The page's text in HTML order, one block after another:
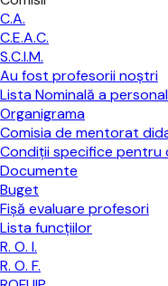
C.A.
C.E.A.C.
S.C.I.M.
Au fost profesorii noştri
Lista Nominală a
Organigrama
Comisia de mentorat
Condiții specifice
Documente
Buget
Fişă evaluare profesori
Lista funcţiilor
R. O. I.
R. O. F.